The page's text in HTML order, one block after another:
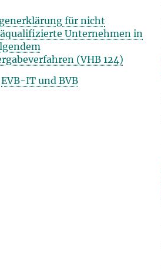
für nicht
Unternehmen in
(VHB 124)
EVB-IT und BVB